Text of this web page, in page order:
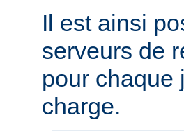
Il est ainsi
serveurs de
pour chaque
charge.